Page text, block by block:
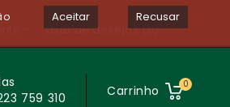
Lista de desejos (0)
Carrinho 0
759 310
Aceitar Recusar